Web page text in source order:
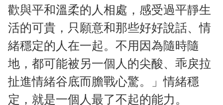
歡與平和溫柔的人相處，感受過平靜生
活的可貴，只願意和那些好好說話、情
緒穩定的人在一起。不用因為隨時隨
地，都可能被另一個人的尖酸、乖戾拉
扯進情緒谷底而膽戰心驚。」情緒穩
定，就是一個人最了不起的能力。